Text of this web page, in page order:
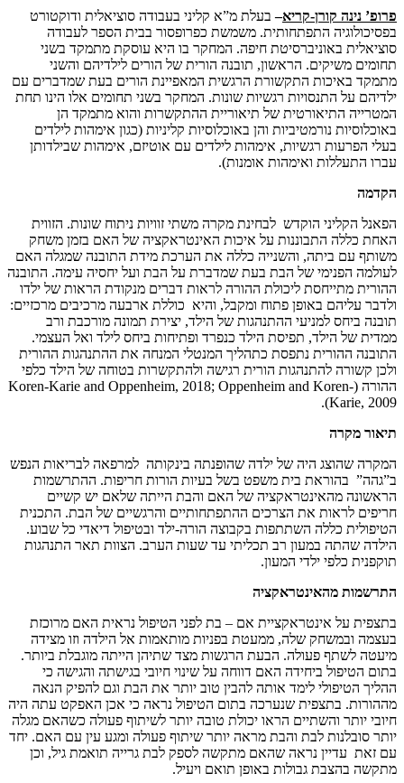
פרופ’ נינה קורן-קריא– בעלת מ”א קליני בעבודה סוציאלית ודוקטורט
בפסיכולוגיה התפתחותית. משמשת כפרופסור בבית הספר לעבודה
סוציאלית באוניברסיטת חיפה. המחקר בו היא עוסקת מתמקד בשני
תחומים משיקים. הראשון, תובנה הורית של הורים לילדיהם והשני
מתמקד באיכות התקשורת הרגשית המאפיינת הורים בעת שמדברים עם
ילדיהם על התנסויות רגשיות שונות. המחקר בשני תחומים אלו הינו תחת
המטרייה התיאורטית של תיאוריית ההתקשרות והוא מתמקד הן
באוכלוסיות נורמטיביות והן באוכלוסיות קליניות (כגון אימהות לילדים
בעלי הפרעות רגשיות, אימהות לילדים עם אוטיזם, אימהות שבילדותן
עברו התעללות ואימהות אומנות).
הקדמה
הפאנל הקליני הוקדש לבחינת מקרה משתי זוויות ניתוח שונות. הזווית
האחת כללה התבוננות על איכות האינטראקציה של האם בזמן משחק
משותף עם ביתה, והשנייה כללה את הערכת מידת התובנה שמגלה האם
לעולמה הפנימי של הבת בעת שמדברת על הבת ועל יחסיה עימה. התובנה
ההורית מתייחסת ליכולת ההורה לראות דברים מנקודת הראות של ילדו
ולדבר עליהם באופן פתוח ומקבל, והיא כוללת ארבעה מרכיבים מרכזיים:
תובנה ביחס למניעי ההתנהגות של הילד, יצירת תמונה מורכבת ורב
ממדית של הילד, תפיסת הילד כנפרד ופתיחות ביחס לילד ואל העצמי.
התובנה ההורית נתפסת כתהליך המנטלי המנחה את ההתנהגות ההורית
ולכן קשורה להתנהגות הורית רגישה ולהתקשרות בטוחה של הילד כלפי
ההורה (Koren-Karie and Oppenheim, 2018; Oppenheim and Koren-
Karie, 2009).
תיאור מקרה
המקרה שהוצג היה של ילדה שהופנתה בינקותה למרפאה לבריאות הנפש
ב”גהה” בהוראת בית משפט בשל בעיות הורות חריפות. ההתרשמות
הראשונה מהאינטראקציה של האם והבת הייתה שלאם יש קשיים
חריפים לראות את הצרכים ההתפתחותיים והרגשיים של הבת. התכנית
הטיפולית כללה השתתפות בקבוצה הורה-ילד ובטיפול דיאדי כל שבוע.
הילדה שהתה במעון רב תכליתי עד שעות הערב. הצוות תאר התנהגות
תוקפנית כלפי ילדי המעון.
התרשמות מהאינטראקציה
בתצפית על אינטראקציית אם – בת לפני הטיפול נראית האם מרוכזת
בעצמה ובמשחק שלה, ממעטת בפניות מותאמות אל הילדה וזו מצידה
מיעטה לשתף פעולה. הבעת הרגשות מצד שתיהן הייתה מוגבלת ביותר.
בתום הטיפול ביחידה האם דווחה על שינוי חיובי בגישתה והגישה כי
ההליך הטיפולי לימד אותה להבין טוב יותר את הבת וגם להפיק הנאה
מההורות. בתצפית שנערכה בתום הטיפול נראה כי אכן האפקט עתה היה
חיובי יותר והשתיים הראו יכולת טובה יותר לשיתוף פעולה כשהאם מגלה
יותר סובלנות לבת והבת מראה יותר שיתוף פעולה ומגע עין עם האם. יחד
עם זאת עדיין נראה שהאם מתקשה לספק לבת גרייה תואמת גיל, וכן
מתקשה בהצבת גבולות באופן תואם ויעיל.